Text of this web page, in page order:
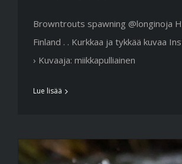
Browntrouts spawning @longinoja
Finland . . Kurkkaa ja tykkää kuvaa
› Kuvaaja: miikkapulliainen
Lue lisää